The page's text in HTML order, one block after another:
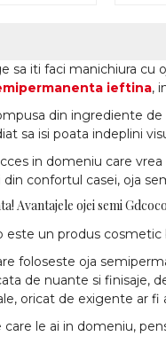
sa iti faci manichiura
ieftina,
din ingrediente
sa isi poata indeplini
in domeniu care
confortul casei, oja
Avantajele ojei semi
un produs
foloseste oja
de nuante si finisaje,
oricat de exigente ar fi
le ai in domeniu,